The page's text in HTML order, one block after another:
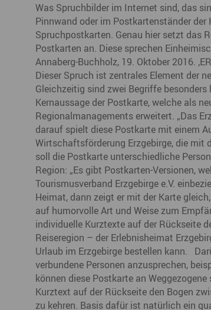
Miet- und Veranstaltungsangebote
Büro- & Gewerberäume mieten
Ausstellungsflächen mieten
Veranstaltungsmanagement
Gründer- & Dienstleistungszentrum
Annaberg
Gewerberäume mieten
Ausstellungsflächen mieten
Was Spruchbilder im Internet sind, das
Pinnwand oder im Postkartenständer
Spruchpostkarten. Genau hier setzt das
Postkarten an. Diese sprechen
Annaberg-Buchholz, 19. Oktober 2016.
Dieser Spruch ist zentrales Element der
Gleichzeitig sind zwei Begriffe besonders
Kernaussage der Postkarte, welche als
Regionalmanagements erweitert. „Das
darauf spielt diese Postkarte mit einem
Wirtschaftsförderung Erzgebirge, die
soll die Postkarte unterschiedliche
Region: „Es gibt Postkarten-Versionen,
Tourismusverband Erzgebirge e.V.
Heimat, dann zeigt er mit der Karte
auf humorvolle Art und Weise zum
individuelle Kurztexte auf der Rückseite
Reiseregion – der Erlebnisheimat
Urlaub im Erzgebirge bestellen kann.
verbundene Personen anzusprechen,
können diese Postkarte an
Kurztext auf der Rückseite den Bogen
zu kehren. Basis dafür ist natürlich ein